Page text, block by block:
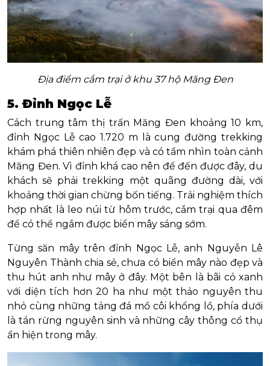
Địa điểm cắm trại ở khu 37 hộ Măng Đen
5. Đỉnh Ngọc Lễ
Cách trung tâm thị trấn Măng Đen khoảng 10 km,
đỉnh Ngọc Lễ cao 1.720 m là cung đường trekking
khám phá thiên nhiên đẹp và có tầm nhìn toàn cảnh
Măng Đen. Vì đỉnh khá cao nên để đến được đây, du
khách sẽ phải trekking một quãng đường dài, với
khoảng thời gian chừng bốn tiếng. Trải nghiệm thích
hợp nhất là leo núi từ hôm trước, cắm trại qua đêm
để có thể ngắm được biển mây sáng sớm.
Từng săn mây trên đỉnh Ngọc Lễ, anh Nguyễn Lê
Nguyên Thành chia sẻ, chưa có biển mây nào đẹp và
thu hút anh như mây ở đây. Một bên là bãi cỏ xanh
với diện tích hơn 20 ha như một thảo nguyên thu
nhỏ cùng những tảng đá mồ côi khổng lồ, phía dưới
là tán rừng nguyên sinh và những cây thông cổ thụ
ẩn hiện trong mây.